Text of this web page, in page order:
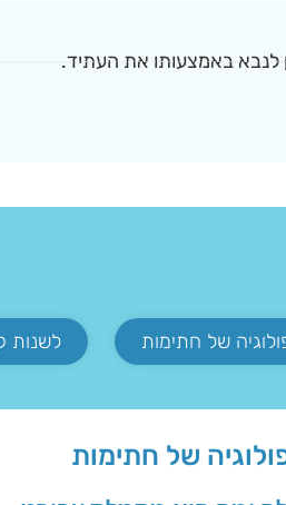
לנבא באמצעותו את העתיד.
של חתימות לשנות
של חתימות